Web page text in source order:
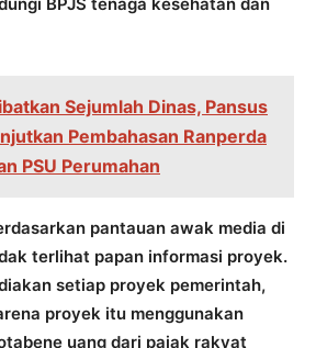
Sejumlah Dinas, Pansus
Pembahasan Ranperda
PSU Perumahan
pantauan awak media di
terlihat papan informasi proyek.
setiap proyek pemerintah,
proyek itu menggunakan
uang dari pajak rakyat